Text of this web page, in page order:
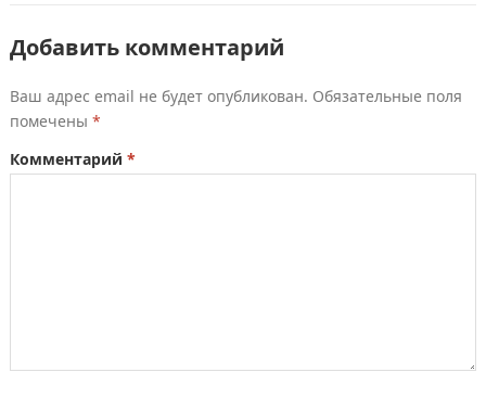
Добавить комментарий
Ваш адрес email не будет опубликован. Обязательные поля
помечены *
Комментарий *